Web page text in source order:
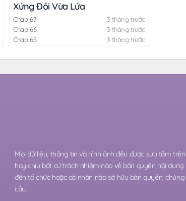
Xứng Đôi Vừa Lứa
Chap 67
3 tháng trước
Chap 66
3 tháng trước
Chap 65
3 tháng trước
Mọi dữ liệu, thông tin và hình ảnh đều được sưu tầm
hay chịu bất cứ trách nhiệm nào về bản quyền nội
đến tổ chức hoặc cá nhân nào sở hữu bản quyền,
cầu.